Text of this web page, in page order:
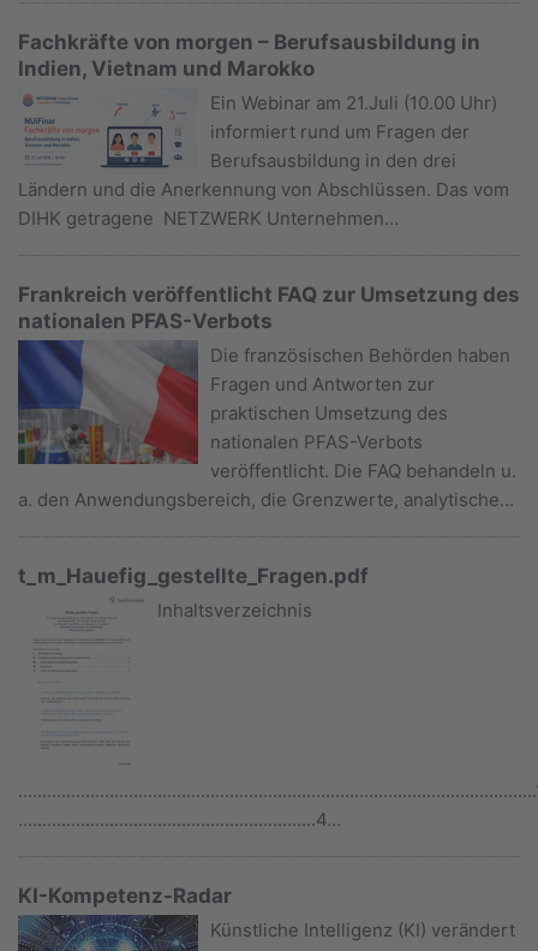
Fachkräfte von morgen – Berufsausbildung in
Indien, Vietnam und Marokko
Ein Webinar am 21.Juli (10.00 Uhr)
informiert rund um Fragen der
Berufsausbildung in den drei
Ländern und die Anerkennung von Abschlüssen. Das vom
DIHK getragene NETZWERK Unternehmen…
Frankreich veröffentlicht FAQ zur Umsetzung des
nationalen PFAS-Verbots
Die französischen Behörden haben
Fragen und Antworten zur
praktischen Umsetzung des
nationalen PFAS-Verbots
veröffentlicht. Die FAQ behandeln u.
a. den Anwendungsbereich, die Grenzwerte, analytische…
t_m_Hauefig_gestellte_Fragen.pdf
Inhaltsverzeichnis
..............................................................4…
KI-Kompetenz-Radar
Künstliche Intelligenz (KI) verändert